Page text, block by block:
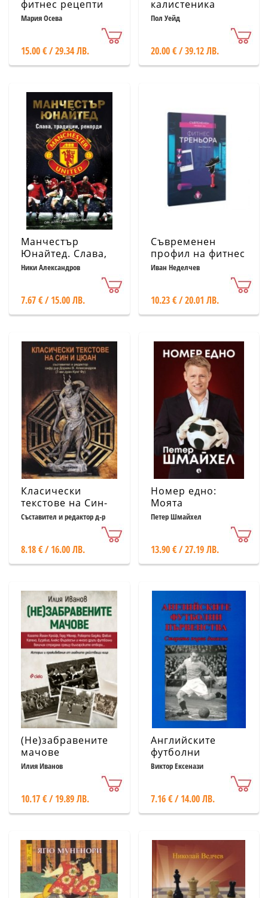
фитнес рецепти
Мария Осева
15.00 € / 29.34 ЛВ.
калистеника
Пол Уейд
20.00 € / 39.12 ЛВ.
Манчестър
Юнайтед. Слава,
традиции,
историята на
клуба
Ники Александров
7.67 € / 15.00 ЛВ.
Съвременен
профил на фитнес
треньора
Иван Неделчев
10.23 € / 20.01 ЛВ.
Класически
текстове на Син-
И-Цюан
Съставител и редактор д-р
8.18 € / 16.00 ЛВ.
Номер едно:
Моята
автобиография
Петер Шмайхел
13.90 € / 27.19 ЛВ.
(Не)забравените
мачове
Илия Иванов
10.17 € / 19.89 ЛВ.
Английските
футболни
първенства.
Виктор Ексенази
7.16 € / 14.00 ЛВ.